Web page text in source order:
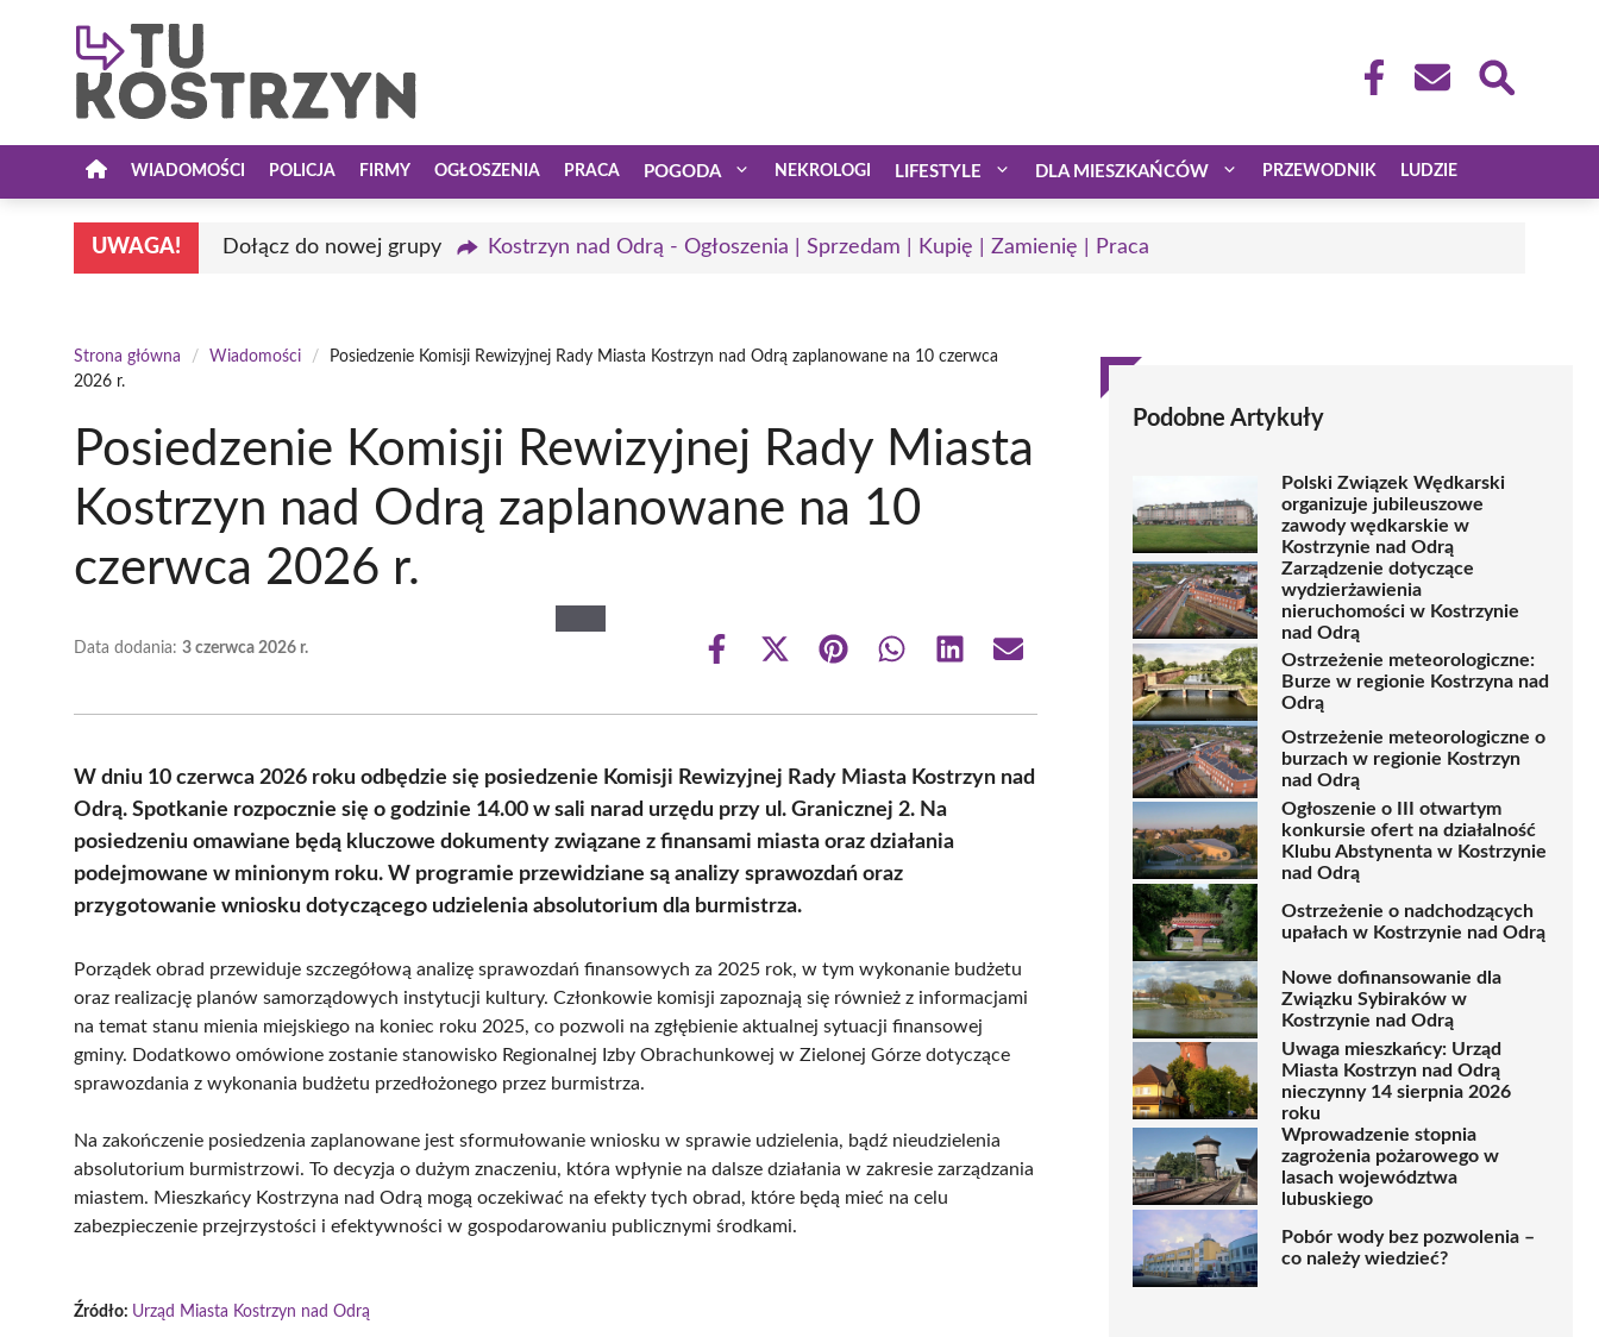
WIADOMOŚCI POLICJA FIRMY OGŁOSZENIA PRACA POGODA NEKROLOGI LIFESTYLE DLA MIESZKAŃCÓW PRZEWODNIK LUDZIE
UWAGA! Dołącz do nowej grupy Kostrzyn nad Odrą - Ogłoszenia | Sprzedam | Kupię | Zamienię | Praca
Strona główna / Wiadomości /
Posiedzenie Komisji Rewizyjnej Rady Miasta Kostrzyn nad Odrą zaplanowane na 10 czerwca
2026 r.
Posiedzenie Komisji Rewizyjnej Rady Miasta
Kostrzyn nad Odrą zaplanowane na 10
czerwca 2026 r.
Data dodania: 3 czerwca 2026 r.
Share
Share
(Twitter)
Share Share Share Share
W dniu 10 czerwca 2026 roku odbędzie się posiedzenie Komisji Rewizyjnej Rady Miasta Kostrzyn nad
Odrą. Spotkanie rozpocznie się o godzinie 14.00 w sali narad urzędu przy ul. Granicznej 2. Na
posiedzeniu omawiane będą kluczowe dokumenty związane z finansami miasta oraz działania
podejmowane w minionym roku. W programie przewidziane są analizy sprawozdań oraz
przygotowanie wniosku dotyczącego udzielenia absolutorium dla burmistrza.
Porządek obrad przewiduje szczegółową analizę sprawozdań finansowych za 2025 rok, w tym wykonanie budżetu
oraz realizację planów samorządowych instytucji kultury. Członkowie komisji zapoznają się również z informacjami
na temat stanu mienia miejskiego na koniec roku 2025, co pozwoli na zgłębienie aktualnej sytuacji finansowej
gminy. Dodatkowo omówione zostanie stanowisko Regionalnej Izby Obrachunkowej w Zielonej Górze dotyczące
sprawozdania z wykonania budżetu przedłożonego przez burmistrza.
Na zakończenie posiedzenia zaplanowane jest sformułowanie wniosku w sprawie udzielenia, bądź nieudzielenia
absolutorium burmistrzowi. To decyzja o dużym znaczeniu, która wpłynie na dalsze działania w zakresie zarządzania
miastem. Mieszkańcy Kostrzyna nad Odrą mogą oczekiwać na efekty tych obrad, które będą mieć na celu
zabezpieczenie przejrzystości i efektywności w gospodarowaniu publicznymi środkami.
Źródło: Urząd Miasta Kostrzyn nad Odrą
Podobne Artykuły
Polski Związek Wędkarski
organizuje jubileuszowe
zawody wędkarskie w
Kostrzynie nad Odrą
Zarządzenie dotyczące
wydzierżawienia
nieruchomości w Kostrzynie
nad Odrą
Ostrzeżenie meteorologiczne:
Burze w regionie Kostrzyna nad
Odrą
Ostrzeżenie meteorologiczne o
burzach w regionie Kostrzyn
nad Odrą
Ogłoszenie o III otwartym
konkursie ofert na działalność
Klubu Abstynenta w Kostrzynie
nad Odrą
Ostrzeżenie o nadchodzących
upałach w Kostrzynie nad Odrą
Nowe dofinansowanie dla
Związku Sybiraków w
Kostrzynie nad Odrą
Uwaga mieszkańcy: Urząd
Miasta Kostrzyn nad Odrą
nieczynny 14 sierpnia 2026
roku
Wprowadzenie stopnia
zagrożenia pożarowego w
lasach województwa
lubuskiego
Pobór wody bez pozwolenia –
co należy wiedzieć?